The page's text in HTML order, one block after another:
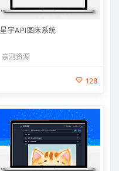
星宇API图床系统
亲测资源
128